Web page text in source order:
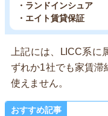
・ランドインシュア
・エイト賃貸保証
上記には、LICC系
ずれか1社でも家賃滞
使えません。
おすすめ記事